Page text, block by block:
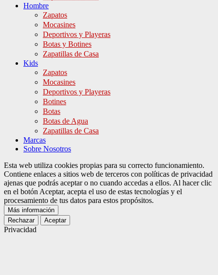
Hombre
Zapatos
Mocasines
Deportivos y Playeras
Botas y Botines
Zapatillas de Casa
Kids
Zapatos
Mocasines
Deportivos y Playeras
Botines
Botas
Botas de Agua
Zapatillas de Casa
Marcas
Sobre Nosotros
Esta web utiliza cookies propias para su correcto funcionamiento.
Contiene enlaces a sitios web de terceros con políticas de privacidad
ajenas que podrás aceptar o no cuando accedas a ellos. Al hacer clic
en el botón Aceptar, acepta el uso de estas tecnologías y el
procesamiento de tus datos para estos propósitos.
Más información
Rechazar
Aceptar
Privacidad